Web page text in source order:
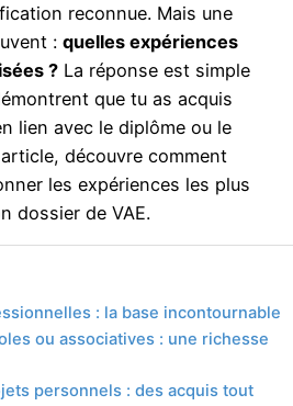
reconnue. Mais une
: quelles expériences
? La réponse est simple
que tu as acquis
lien avec le diplôme ou le
découvre comment
les expériences les plus
dossier de VAE.
: la base incontournable
ou associatives : une richesse
personnels : des acquis tout